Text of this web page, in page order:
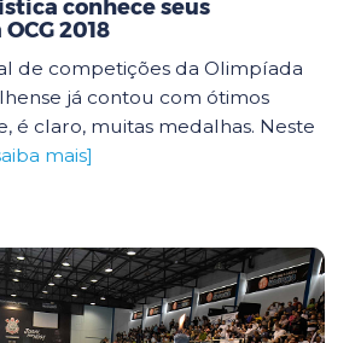
conhece seus
2018
de competições da Olimpíada
já contou com ótimos
é claro, muitas medalhas. Neste
mais]